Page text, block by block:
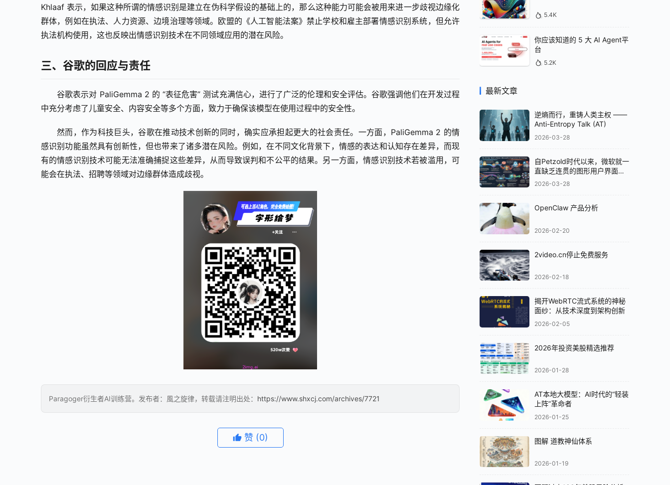
Khlaaf 表示，如果这种所谓的情感识别是建立在伪科学假设的基础上的，那么这种能力可能会被用来进一步歧视边缘化
群体，例如在执法、人力资源、边境治理等领域。欧盟的《人工智能法案》禁止学校和雇主部署情感识别系统，但允许
执法机构使用，这也反映出情感识别技术在不同领域应用的潜在风险。
三、谷歌的回应与责任
谷歌表示对 PaliGemma 2 的 “表征危害” 测试充满信心，进行了广泛的伦理和安全评估。谷歌强调他们在开发过程
中充分考虑了儿童安全、内容安全等多个方面，致力于确保该模型在使用过程中的安全性。
然而，作为科技巨头，谷歌在推动技术创新的同时，确实应承担起更大的社会责任。一方面，PaliGemma 2 的情
感识别功能虽然具有创新性，但也带来了诸多潜在风险。例如，在不同文化背景下，情感的表达和认知存在差异，而现
有的情感识别技术可能无法准确捕捉这些差异，从而导致误判和不公平的结果。另一方面，情感识别技术若被滥用，可
能会在执法、招聘等领域对边缘群体造成歧视。
Paragoger衍生者AI训练营。发布者：風之旋律，转载请注明出处： https://www.shxcj.com/archives/7721
赞 (0)
5.4K
你应该知道的 5 大 AI Agent平
台
5.2K
最新文章
逆熵而行，重铸人类主权 ——
Anti-Entropy Talk (AT)
2026-03-28
自Petzold时代以来，微软就一
直缺乏连贯的图形用户界面
（GUI）策略
2026-03-28
OpenClaw 产品分析
2026-02-20
2video.cn停止免费服务
2026-02-18
揭开WebRTC流式系统的神秘
面纱：从技术深度到架构创新
2026-02-05
2026年投资美股精选推荐
2026-01-28
AT本地大模型：AI时代的“轻装
上阵”革命者
2026-01-25
图解 道教神仙体系
2026-01-19